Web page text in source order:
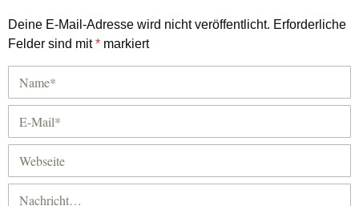
Deine E-Mail-Adresse wird nicht veröffentlicht. Erforderliche
Felder sind mit* markiert